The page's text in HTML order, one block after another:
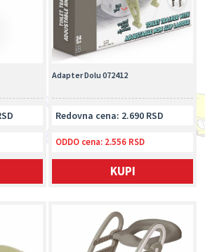
Adapter Dolu 072412
Redovna cena: 2.690 RSD
ODDO cena: 2.556 RSD
KUPI